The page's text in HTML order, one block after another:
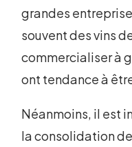
grandes
souvent des vins
commercialiser à
ont tendance à
Néanmoins, il est
la consolidation